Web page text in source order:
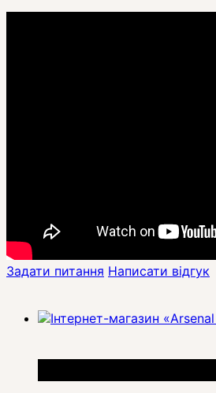
Задати питання Написати відгук